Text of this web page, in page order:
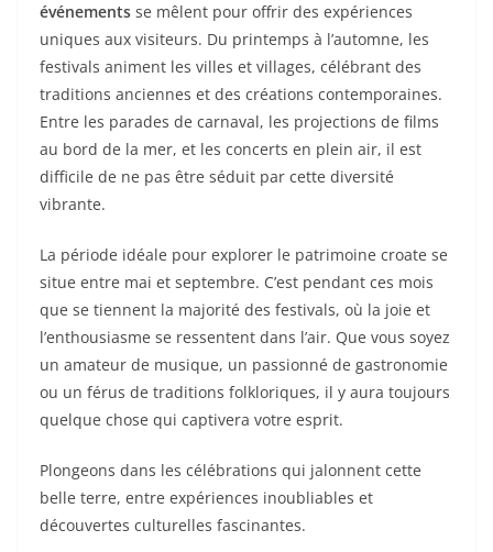
événements se mêlent pour offrir des expériences
uniques aux visiteurs. Du printemps à l’automne, les
festivals animent les villes et villages, célébrant des
traditions anciennes et des créations contemporaines.
Entre les parades de carnaval, les projections de films
au bord de la mer, et les concerts en plein air, il est
difficile de ne pas être séduit par cette diversité
vibrante.
La période idéale pour explorer le patrimoine croate se
situe entre mai et septembre. C’est pendant ces mois
que se tiennent la majorité des festivals, où la joie et
l’enthousiasme se ressentent dans l’air. Que vous soyez
un amateur de musique, un passionné de gastronomie
ou un férus de traditions folkloriques, il y aura toujours
quelque chose qui captivera votre esprit.
Plongeons dans les célébrations qui jalonnent cette
belle terre, entre expériences inoubliables et
découvertes culturelles fascinantes.